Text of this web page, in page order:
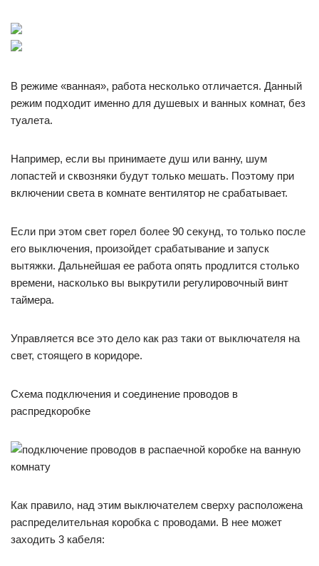
В режиме «ванная», работа несколько отличается. Данный
режим подходит именно для душевых и ванных комнат, без
туалета.
Например, если вы принимаете душ или ванну, шум
лопастей и сквозняки будут только мешать. Поэтому при
включении света в комнате вентилятор не срабатывает.
Если при этом свет горел более 90 секунд, то только после
его выключения, произойдет срабатывание и запуск
вытяжки. Дальнейшая ее работа опять продлится столько
времени, насколько вы выкрутили регулировочный винт
таймера.
Управляется все это дело как раз таки от выключателя на
свет, стоящего в коридоре.
Схема подключения и соединение проводов в
распредкоробке
Как правило, над этим выключателем сверху расположена
распределительная коробка с проводами. В нее может
заходить 3 кабеля: